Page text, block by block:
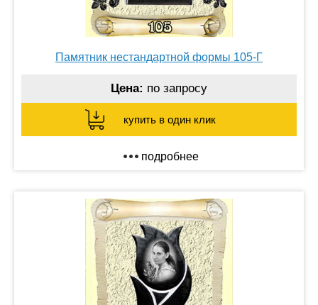
Памятник нестандартной формы 105-Г
Цена: по запросу
купить в один клик
подробнее